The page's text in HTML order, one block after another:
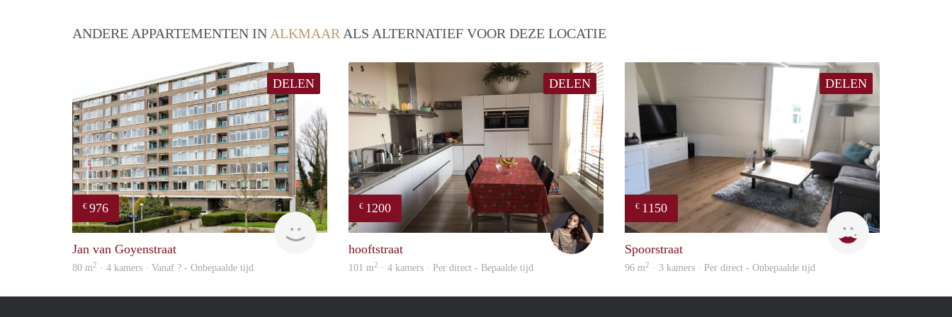
ANDERE APPARTEMENTEN IN ALKMAAR ALS ALTERNATIEF VOOR DEZE LOCATIE
DELEN
€ 976
Woning
Jan van Goyenstraat
80 m2 · 4 kamers · Vanaf ? - Onbepaalde tijd
DELEN
€ 1200
hooftstraat
101 m2 · 4 kamers · Per direct - Bepaalde tijd
DELEN
€ 1150
Max Vastgoed
Spoorstraat
96 m2 · 3 kamers · Per direct - Onbepaalde tijd